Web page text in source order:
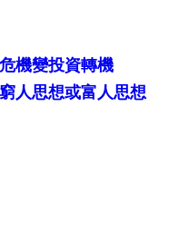
機變投資轉機
人思想或富人思想